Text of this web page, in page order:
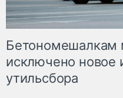
Бетономешалкам
исключено новое
утильсбора